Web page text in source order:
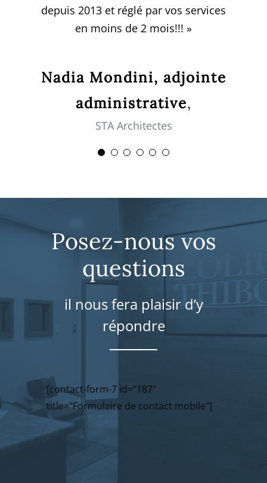
depuis 2013 et réglé par vos services
en moins de 2 mois!!! »
Nadia Mondini, adjointe
administrative,
STA Architectes
Sylvain Savard
Sebastien De-Angelis
est très efficace, les employés sont très
compétents et soucieux d’offrir un
fortement cette entreprise! »
Josee Levesque
Richard Labbé
Posez-nous vos
questions
il nous fera plaisir d’y
répondre
[contact-form-7 id="187"
title="Formulaire de contact mobile"]